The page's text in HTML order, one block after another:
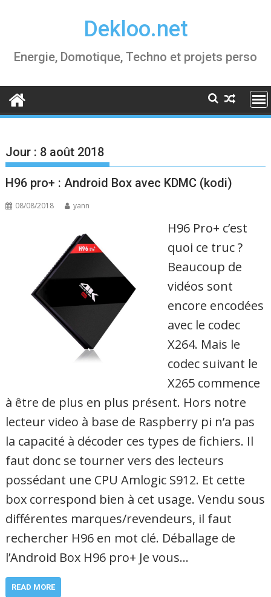
Dekloo.net
Energie, Domotique, Techno et projets perso
Jour : 8 août 2018
H96 pro+ : Android Box avec KDMC (kodi)
08/08/2018 yann
H96 Pro+ c’est
quoi ce truc ?
Beaucoup de
vidéos sont
encore encodées
avec le codec
X264. Mais le
codec suivant le
X265 commence
à être de plus en plus présent. Hors notre
lecteur video à base de Raspberry pi n’a pas
la capacité à décoder ces types de fichiers. Il
faut donc se tourner vers des lecteurs
possédant une CPU Amlogic S912. Et cette
box correspond bien à cet usage. Vendu sous
différentes marques/revendeurs, il faut
rechercher H96 en mot clé. Déballage de
l’Android Box H96 pro+ Je vous…
READ MORE